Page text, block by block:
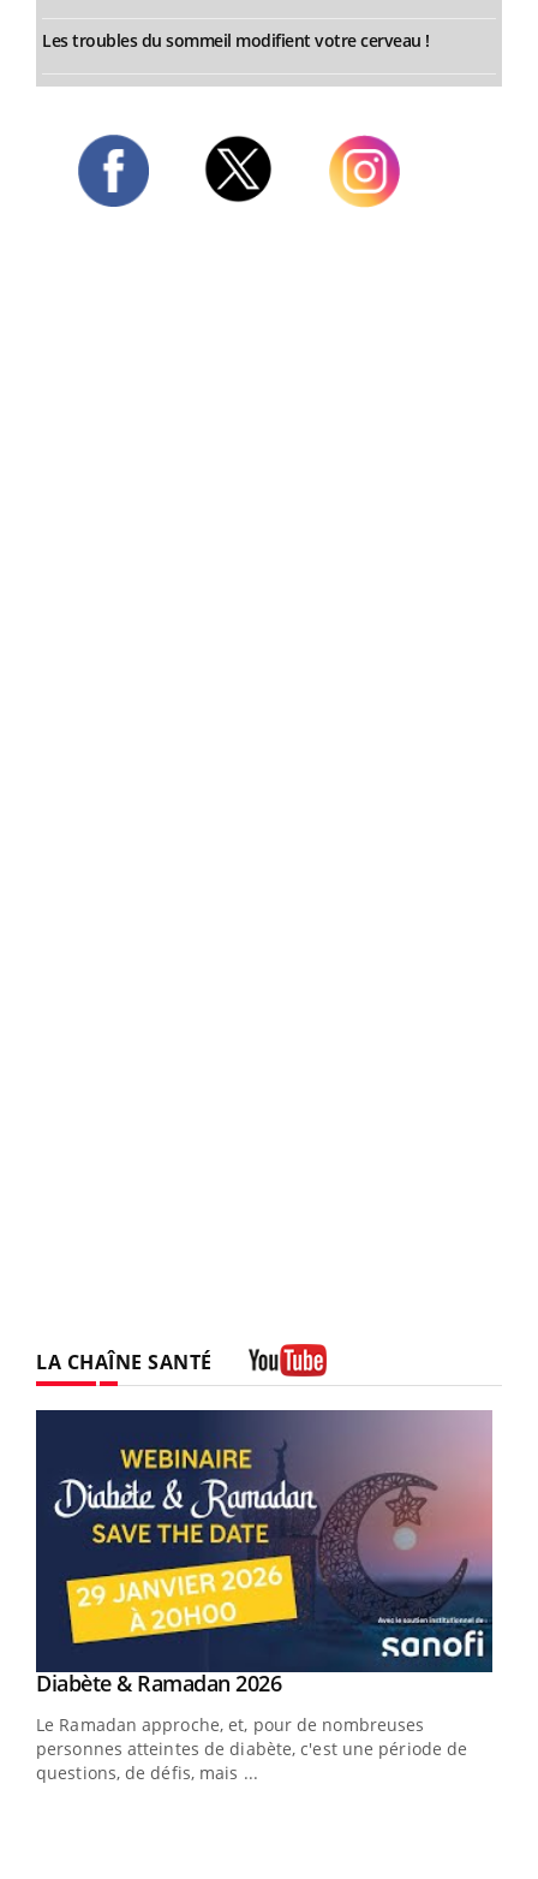
Les troubles du sommeil modifient votre cerveau !
LA CHAÎNE SANTÉ
Youtube
Diabète & Ramadan 2026Youtube
Le Ramadan approche, et, pour de nombreuses
personnes atteintes de diabète, c'est une période de
questions, de défis, mais ...